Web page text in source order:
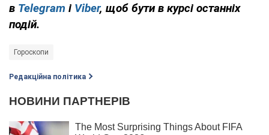
в Telegram і Viber, щоб бути в курсі останніх
подій.
Гороскопи
Редакційна політика